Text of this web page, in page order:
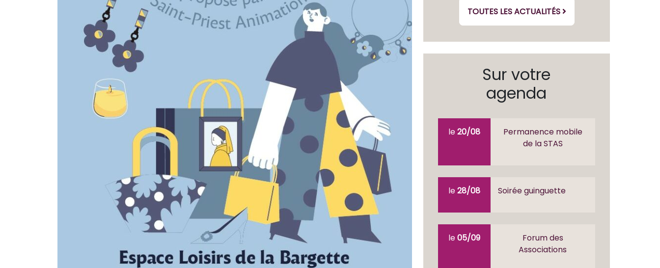
TOUTES LES ACTUALITÉS
Sur votre
agenda
le20/08
Permanence mobile
de la STAS
le28/08 Soirée guinguette
le05/09
Forum des
Associations